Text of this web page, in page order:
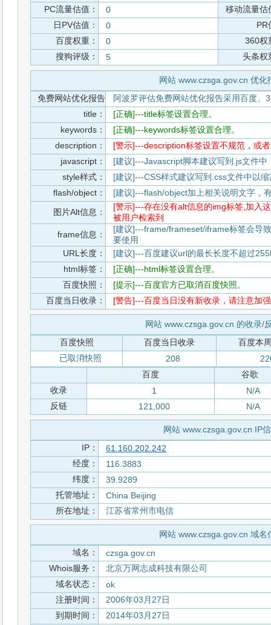
PC流量估值：
0
移动流量估
日PV估值：
0
PR
百度权重：
0
360权
搜狗评级：
5 头条权
网站 www.czsga.gov.cn 优化
免费网站优化报告
阿波罗评估免费网站优化报告采用百度、
title：
[正确]---title标签设置合理。
keywords：
[正确]---keywords标签设置合理。
description：
[警示]---description标签设置不规范，或
javascript：
[建议]---Javascript脚本建议写到.js文件中
style样式：
[建议]---CSS样式建议写到.css文件中以
flash/object：
[建议]---flash/object加上相关说明文字，
图片Alt信息：
[警示]---存在没有alt信息的img标签,加入
被用户检索到
frame信息：
[建议]---frame/frameset/iframe标签会导
要使用
URL长度：
[建议]---百度建议url的最长长度不超过
html标签：
[正确]---html标签设置合理。
百度快照：
[提示]---百度官方已取消百度快照。
百度当日收录：
[警告]---百度当日没有新收录，请注意加
网站 www.czsga.gov.cn 的收录/
百度快照
百度当日收录
百度本
已取消快照
208
百度
谷歌
收录
1
N/A
反链
121,000 N/A
网站 www.czsga.gov.cn IP
IP：
61.160.202.242
经度：
116.3883
纬度：
39.9289
托管地址：
China Beijing
所在地址：
江苏省常州市电信
网站 www.czsga.gov.cn 域名
域名：
czsga.gov.cn
Whois服务：
北京万网志成科技有限公司
域名状态：
ok
注册时间：
2006年03月27日
到期时间：
2014年03月27日